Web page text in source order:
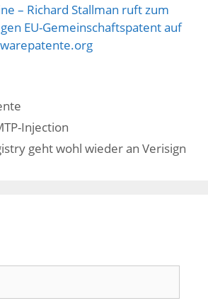
– Richard Stallman ruft zum
EU-Gemeinschaftspatent auf
Injection
geht wohl wieder an Verisign